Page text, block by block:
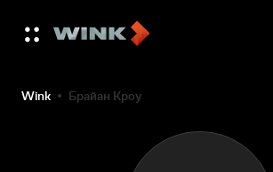
Wink Брайан Кроу